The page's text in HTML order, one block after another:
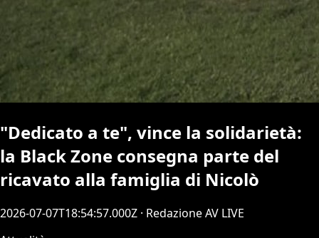
"Dedicato a te", vince la solidarietà:
la Black Zone consegna parte del
ricavato alla famiglia di Nicolò
2026-07-07T18:54:57.000Z · Redazione AV LIVE